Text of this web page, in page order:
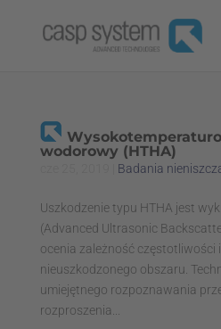
wodorowy (HTHA)
Badania
Uszkodzenie typu HTHA jest
(Advanced Ultrasonic
ocenia zależność częstotliwości
nieuszkodzonego obszaru.
umiejętnego rozpoznawania
rozproszenia...